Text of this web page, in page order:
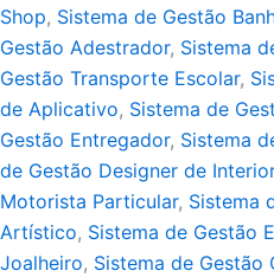
Shop, Sistema de Gestão
Gestão Adestrador, Sistema
Gestão Transporte Escolar,
de Aplicativo, Sistema de
Gestão Entregador, Sistema
de Gestão Designer de
Motorista Particular, Sistema
Artístico, Sistema de Gestão
Joalheiro, Sistema de Gestão